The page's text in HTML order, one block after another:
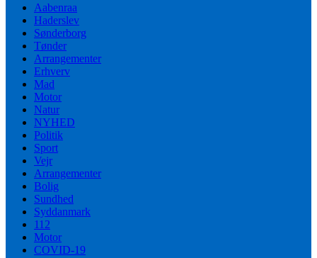
Aabenraa
Haderslev
Sønderborg
Tønder
Arrangementer
Erhverv
Mad
Motor
Natur
NYHED
Politik
Sport
Vejr
Arrangementer
Bolig
Sundhed
Syddanmark
112
Motor
COVID-19